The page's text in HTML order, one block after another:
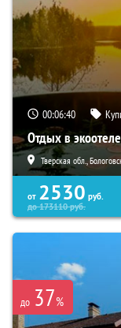
00:06:38
Отдых в
Тверская обл.,
от 2530 руб.
до173110руб.
до 37%